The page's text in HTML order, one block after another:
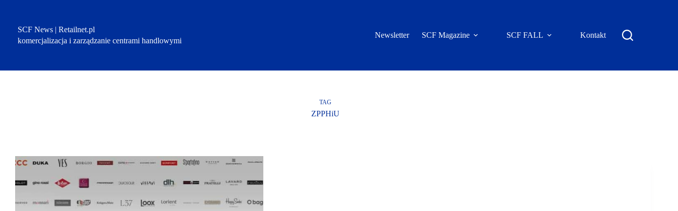
SCF News | Retailnet.pl
komercjalizacja i zarządzanie centrami handlowymi
Newsletter SCF Magazine SCF FALL Kontakt
TAG
ZPPHiU